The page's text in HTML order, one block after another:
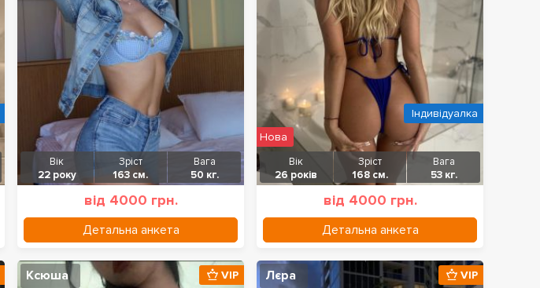
Вік
22 року
Зріст
163 см.
Вага
50 кг.
від 4000 грн.
Детальна анкета
Вік
26 років
Зріст
168 см.
Вага
53 кг.
від 4000 грн.
Детальна анкета
Нова
Індивідуалка
Ксюша VIP Лєра VIP